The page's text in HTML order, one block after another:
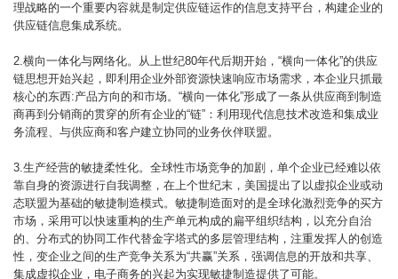
理战略的一个重要内容就是制定供应链运作的信息支持平台，构建企业的
供应链信息集成系统。
2.横向一体化与网络化。从上世纪80年代后期开始，“横向一体化”的供应
链思想开始兴起，即利用企业外部资源快速响应市场需求，本企业只抓最
核心的东西:产品方向的和市场。“横向一体化”形成了一条从供应商到制造
商再到分销商的贯穿的所有企业的“链”：利用现代信息技术改造和集成业
务流程、与供应商和客户建立协同的业务伙伴联盟。
3.生产经营的敏捷柔性化。全球性市场竞争的加剧，单个企业已经难以依
靠自身的资源进行自我调整，在上个世纪末，美国提出了以虚拟企业或动
态联盟为基础的敏捷制造模式。敏捷制造面对的是全球化激烈竞争的买方
市场，采用可以快速重构的生产单元构成的扁平组织结构，以充分自治
的、分布式的协同工作代替金字塔式的多层管理结构，注重发挥人的创造
性，变企业之间的生产竞争关系为“共赢”关系，强调信息的开放和共享、
集成虚拟企业，电子商务的兴起为实现敏捷制造提供了可能。